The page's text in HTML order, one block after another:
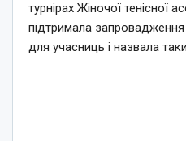
турнірах Жіночої тенісної
підтримала запровадження
для учасниць і назвала